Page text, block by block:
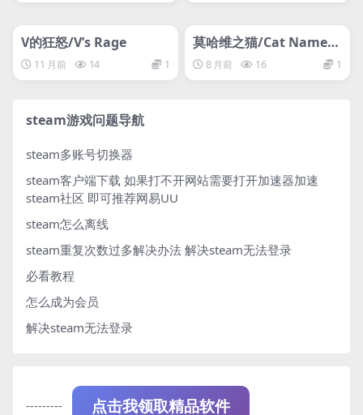
V的狂怒/V’s Rage
11 月前 14 1
网盘下载游戏
莫哈维之猫/Cat Named
Mojave
8 月前 16 1
steam游戏问题导航
steam多账号切换器
steam客户端下载 如果打不开网站需要打开加速器加速
steam社区 即可推荐网易UU
steam怎么离线
steam重复次数过多解决办法 解决steam无法登录
必看教程
怎么成为会员
解决steam无法登录
--------- 点击我领取精品软件